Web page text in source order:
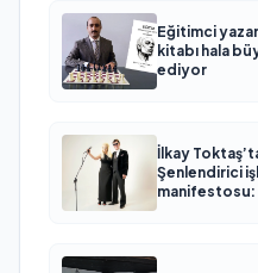
Eğitimci yazar
kitabı hala
ediyor
İlkay
Şenlendirici
manifestosu: